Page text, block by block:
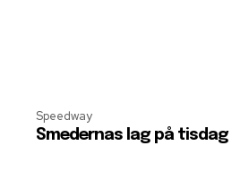
Speedway
Smedernas lag på tisdag